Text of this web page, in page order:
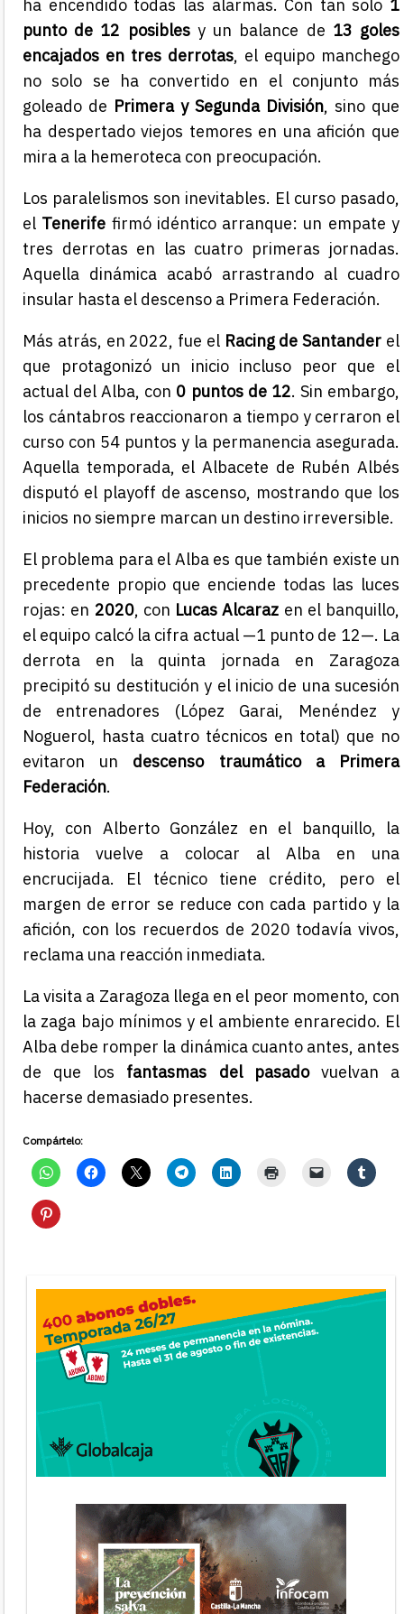
ha encendido todas las alarmas. Con tan solo 1
punto de 12 posiblesy un balance de 13 goles
encajados en tres derrotas, el equipo manchego
no solo se ha convertido en el conjunto más
goleado de Primera y Segunda División, sino que
ha despertado viejos temores en una afición que
mira a la hemeroteca con preocupación.
Los paralelismos son inevitables. El curso pasado,
el Tenerife firmó idéntico arranque: un empate y
tres derrotas en las cuatro primeras jornadas.
Aquella dinámica acabó arrastrando al cuadro
insular hasta el descenso a Primera Federación.
Más atrás, en 2022, fue el Racing de Santander el
que protagonizó un inicio incluso peor que el
actual del Alba, con 0 puntos de 12. Sin embargo,
los cántabros reaccionaron a tiempo y cerraron el
curso con 54 puntos y la permanencia asegurada.
Aquella temporada, el Albacete de Rubén Albés
disputó el playoff de ascenso, mostrando que los
inicios no siempre marcan un destino irreversible.
El problema para el Alba es que también existe un
precedente propio que enciende todas las luces
rojas: en 2020, con Lucas Alcaraz en el banquillo,
el equipo calcó la cifra actual —1 punto de 12—. La
derrota en la quinta jornada en Zaragoza
precipitó su destitución y el inicio de una sucesión
de entrenadores (López Garai, Menéndez y
Noguerol, hasta cuatro técnicos en total) que no
evitaron un descenso traumático a Primera
Federación.
Hoy, con Alberto González en el banquillo, la
historia vuelve a colocar al Alba en una
encrucijada. El técnico tiene crédito, pero el
margen de error se reduce con cada partido y la
afición, con los recuerdos de 2020 todavía vivos,
reclama una reacción inmediata.
La visita a Zaragoza llega en el peor momento, con
la zaga bajo mínimos y el ambiente enrarecido. El
Alba debe romper la dinámica cuanto antes, antes
de que los fantasmas del pasadovuelvan a
hacerse demasiado presentes.
Compártelo: